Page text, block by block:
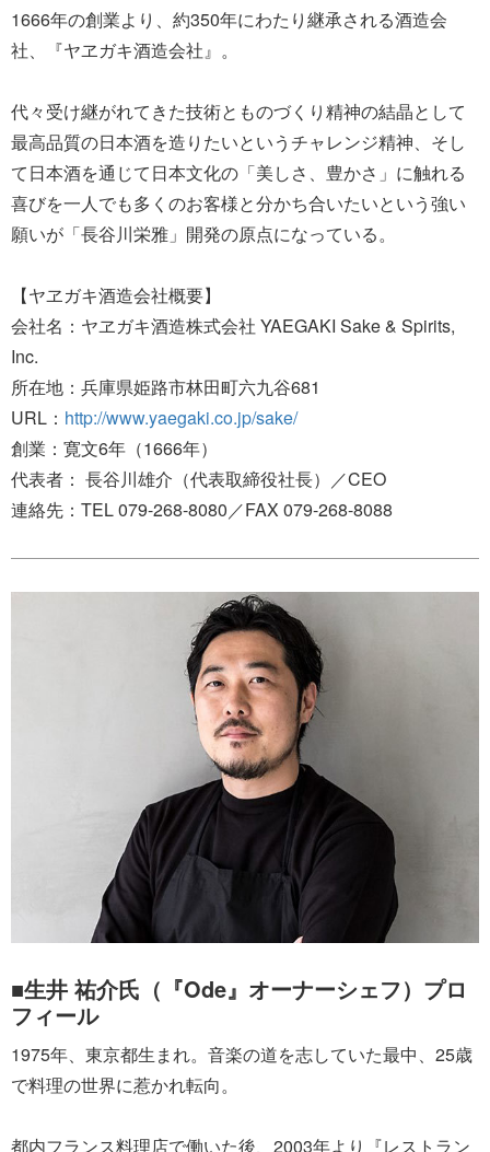
1666年の創業より、約350年にわたり継承される酒造会
社、『ヤヱガキ酒造会社』。
代々受け継がれてきた技術とものづくり精神の結晶として
最高品質の日本酒を造りたいというチャレンジ精神、そし
て日本酒を通じて日本文化の「美しさ、豊かさ」に触れる
喜びを一人でも多くのお客様と分かち合いたいという強い
願いが「長谷川栄雅」開発の原点になっている。
【ヤヱガキ酒造会社概要】
会社名：ヤヱガキ酒造株式会社 YAEGAKI Sake & Spirits,
Inc.
所在地：兵庫県姫路市林田町六九谷681
URL： http://www.yaegaki.co.jp/sake/
創業：寛文6年（1666年）
代表者： 長谷川雄介（代表取締役社長）／CEO
連絡先：TEL 079-268-8080／FAX 079-268-8088
■生井 祐介氏（『Ode』オーナーシェフ）プロ
フィール
1975年、東京都生まれ。音楽の道を志していた最中、25歳
で料理の世界に惹かれ転向。
都内フランス料理店で働いた後、2003年より『レストラン